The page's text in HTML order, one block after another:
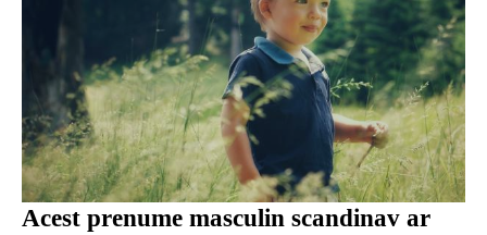
Acest prenume masculin scandinav ar